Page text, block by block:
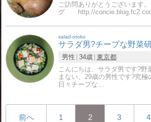
ご訪問ありがとうございます
グ http://
salad-otoko
サラダ男?チープな野菜
男性 34歳 東京都
こんにちは、サラダ男です?野
まない、29歳の男性です?究極
日々チープな…
前へ 1 2 3 4